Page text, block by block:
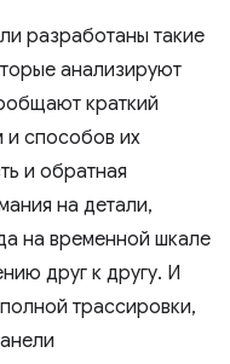
разработаны такие
анализируют
краткий
и способов их
и обратная
на детали,
на временной шкале
друг к другу. И
трассировки,